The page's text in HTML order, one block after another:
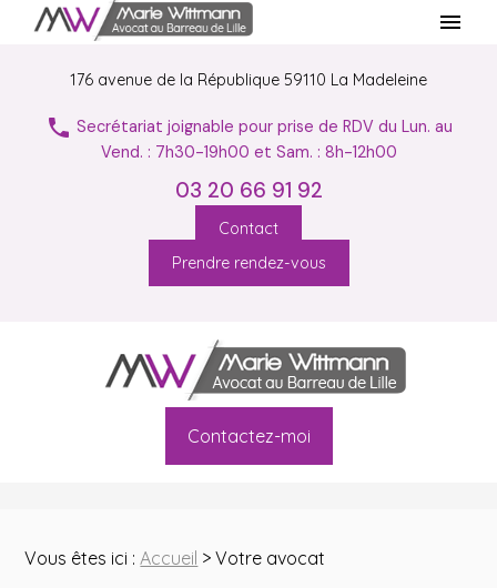
176 avenue de la République 59110 La Madeleine
phone Secrétariat joignable pour prise de RDV du Lun. au
Vend. : 7h30-19h00 et Sam. : 8h-12h00
03 20 66 91 92
Contact
Prendre rendez-vous
Contactez-moi
menu
Vous êtes ici : Accueil > Votre avocat
Panneau de gestion des cookies